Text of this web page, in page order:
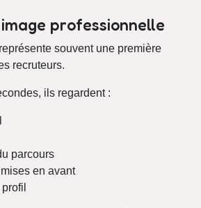
professionnelle
souvent une première
recruteurs.
ils regardent :
parcours
en avant